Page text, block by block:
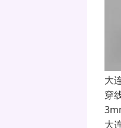
大
穿
大